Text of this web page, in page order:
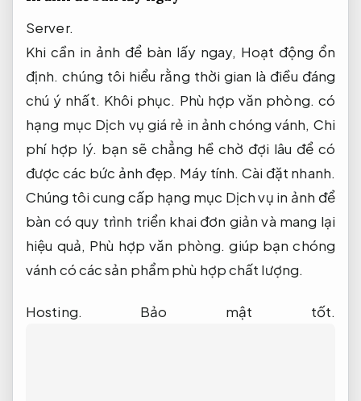
Server.
Khi cần in ảnh để bàn lấy ngay, Hoạt động ổn
định. chúng tôi hiểu rằng thời gian là điều đáng
chú ý nhất. Khôi phục. Phù hợp văn phòng. có
hạng mục Dịch vụ giá rẻ in ảnh chóng vánh, Chi
phí hợp lý. bạn sẽ chẳng hề chờ đợi lâu để có
được các bức ảnh đẹp. Máy tính. Cài đặt nhanh.
Chúng tôi cung cấp hạng mục Dịch vụ in ảnh để
bàn có quy trình triển khai đơn giản và mang lại
hiệu quả, Phù hợp văn phòng. giúp bạn chóng
vánh có các sản phẩm phù hợp chất lượng.
Hosting. Bảo mật tốt.